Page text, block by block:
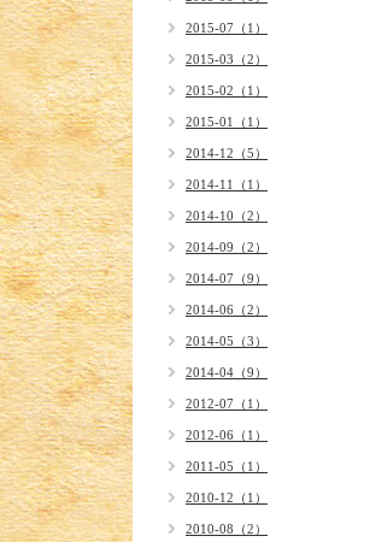
2015-07（1）
2015-03（2）
2015-02（1）
2015-01（1）
2014-12（5）
2014-11（1）
2014-10（2）
2014-09（2）
2014-07（9）
2014-06（2）
2014-05（3）
2014-04（9）
2012-07（1）
2012-06（1）
2011-05（1）
2010-12（1）
2010-08（2）